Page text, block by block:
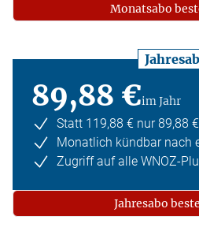
Monatsabo
89,88 €im Jahr
Statt 119,88 € nur 89,88 €
Monatlich kündbar nach
Zugriff auf alle WNOZ-
Jahresabo